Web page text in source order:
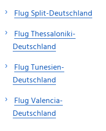
Flug Split-Deutschland
Flug Thessaloniki-
Deutschland
Flug Tunesien-
Deutschland
Flug Valencia-
Deutschland